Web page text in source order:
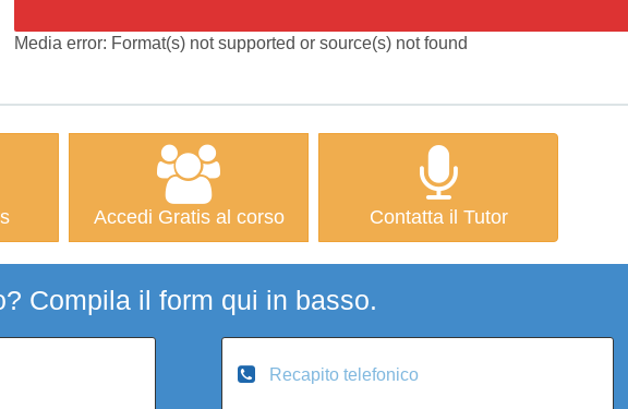
Media error: Format(s) not supported or source(s) not found
Accedi Gratis al corso Contatta il Tutor
Compila il form qui in basso.